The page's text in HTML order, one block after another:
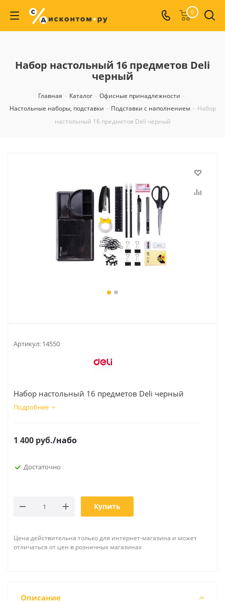
0
Набор настольный 16 предметов Deli
черный
Главная - Каталог - Офисные принадлежности -
Настольные наборы, подставки - Подставки с наполнением - Набор
настольный 16 предметов Deli черный
Артикул: 14550
Набор настольный 16 предметов Deli черный
Подробнее
1 400 руб./набо
Достаточно
Купить
Цена действительна только для интернет-магазина и может
отличаться от цен в розничных магазинах
Описание